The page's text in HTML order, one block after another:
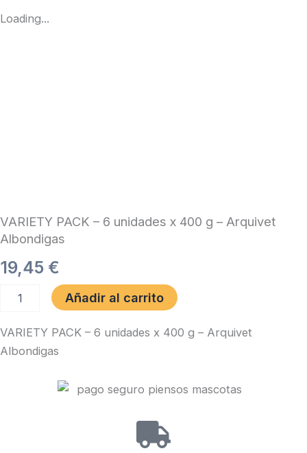
Loading...
VARIETY PACK – 6 unidades x 400 g – Arquivet
Albondigas
19,45 €
PACK
6
unidades
x
Añadir al carrito
VARIETY PACK – 6 unidades x 400 g – Arquivet
Albondigas